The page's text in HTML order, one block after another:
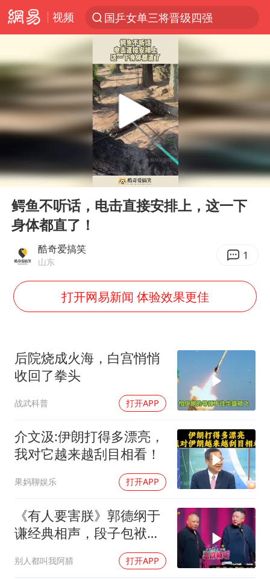
视频
国乒女单三将晋级四强
光影经济撬动暑期消费新蓝海
三警齐发！多地10级以上雷暴大风
马克·艾伦退出斯诺克中国公开赛
日本发布排名：“中国第一，美日德韩英法居后”
央视新主播李秋莹孙亚鹏亮相
情侣平潭拍日出坠崖1死1伤
大V：马科斯把路走绝了
白海豚将正面袭击贯穿浙江
宇树王兴兴被问了360多个问题
几元成本的AI广告导致千万市值蒸发
台当局重金为“台独”织“皇帝新衣”
乐享全民健身 共筑健康中国
Play
00:00 00:10
鳄鱼不听话，电击直接安排上，这一下
身体都直了！
酷奇爱搞笑
山东 1
打开网易新闻 体验效果更佳
后院烧成火海，白宫悄悄
收回了拳头
战武科普 打开APP
介文汲:伊朗打得多漂亮，
我对它越来越刮目相看！
果妈聊娱乐 打开APP
《有人要害朕》郭德纲于
谦经典相声，段子包袱满
别人都叫我阿腈 打开APP